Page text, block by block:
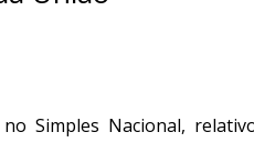
Simples Nacional,